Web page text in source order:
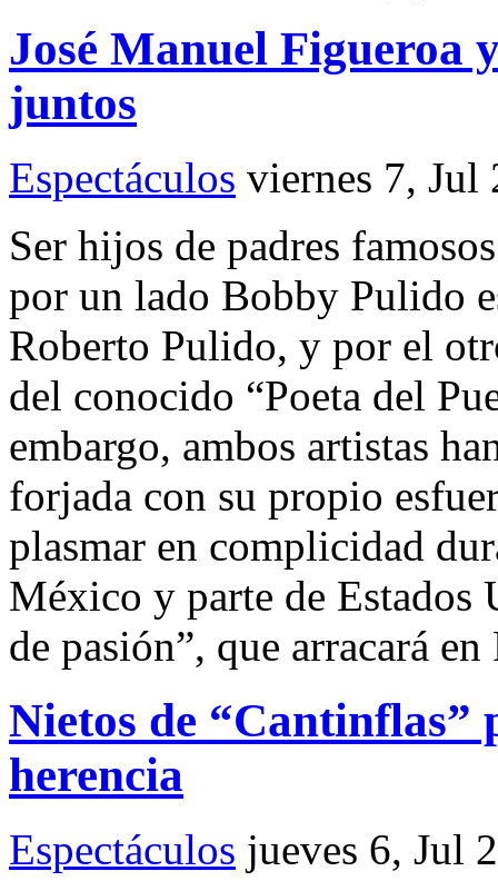
José Manuel Figueroa
juntos
Espectáculos viernes 7, Jul
Ser hijos de padres
por un lado Bobby Pulido
Roberto Pulido, y por el
del conocido “Poeta del
embargo, ambos artistas
forjada con su propio
plasmar en complicidad
México y parte de Estados
de pasión”, que arracará
Nietos de “Cantinflas”
herencia
Espectáculos jueves 6, Jul